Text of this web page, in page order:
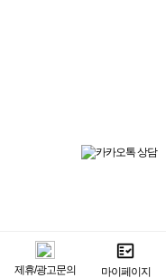
제휴/광고문의 마이페이지